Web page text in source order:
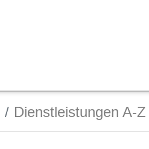
Dienstleistungen A-Z